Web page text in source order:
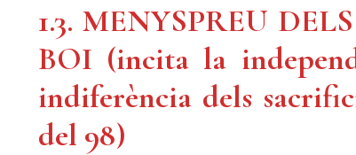
1.3. MENYSPREU
BOI (incita la
indiferència dels
del 98)